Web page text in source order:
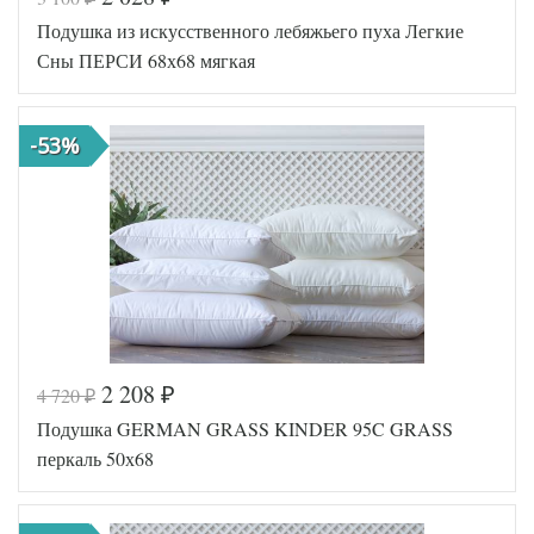
Код товара
Артикул
GG-BP-4060C
Плотность
Мягкая
подушки
40х60
Наполнитель
Силиконизированное
волокно
Ткань
Перкаль
Производитель
German Grass
(Австрия)
Код товара
Артикул
AGD-77(42)07-
Плотность
Размер
подушки
68х68
Подушка из искусственного лебяжьего пуха Легкие
Сны ПЕРСИ 68х68 мягкая
-53%
4 720₽ 2 208 ₽
Подушка GERMAN GRASS KINDER 95C GRASS
перкаль 50х68